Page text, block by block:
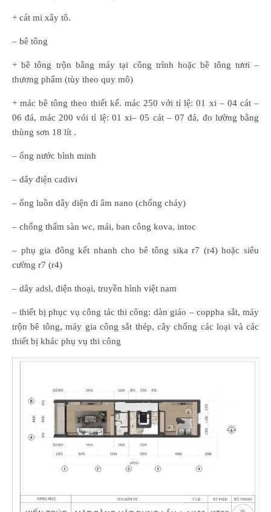
+ cát mi xây tô.
– bê tông
+ bê tông trộn bằng máy tại công trình hoặc bê tông tươi –
thương phẩm (tùy theo quy mô)
+ mác bê tông theo thiết kế. mác 250 với tỉ lệ: 01 xi – 04 cát –
06 đá, mác 200 vói tỉ lệ: 01 xi– 05 cát – 07 đá, đo lường bằng
thùng sơn 18 lít .
– ống nước bình minh
– dây điện cadivi
– ống luồn dây diện đi âm nano (chống cháy)
– chống thấm sàn wc, mái, ban công kova, intoc
– phụ gia đông kết nhanh cho bê tông sika r7 (r4) hoặc siêu
cường r7 (r4)
– dây adsl, điện thoại, truyền hình việt nam
– thiết bị phục vụ công tác thi công: dàn giáo – coppha sắt, máy
trộn bê tông, máy gia công sắt thép, cây chống các loại và các
thiết bị khác phụ vụ thi công